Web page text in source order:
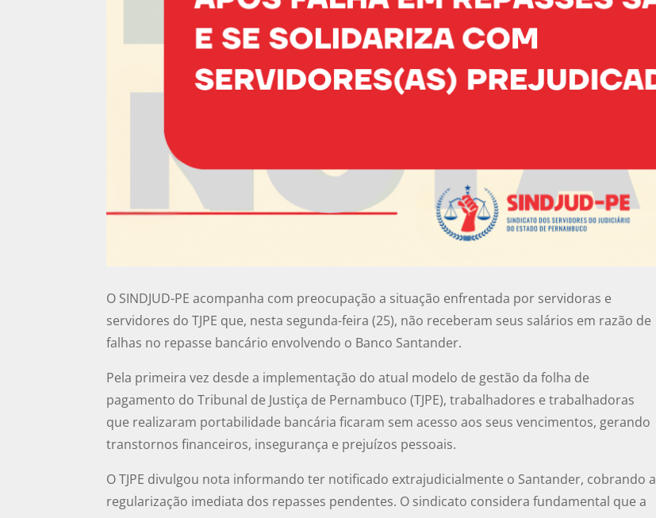
O SINDJUD-PE acompanha com preocupação a situação enfrentada por servidoras e
servidores do TJPE que, nesta segunda-feira (25), não receberam seus salários em razão de
falhas no repasse bancário envolvendo o Banco Santander.
Pela primeira vez desde a implementação do atual modelo de gestão da folha de
pagamento do Tribunal de Justiça de Pernambuco (TJPE), trabalhadores e trabalhadoras
que realizaram portabilidade bancária ficaram sem acesso aos seus vencimentos, gerando
transtornos financeiros, insegurança e prejuízos pessoais.
O TJPE divulgou nota informando ter notificado extrajudicialmente o Santander, cobrando a
regularização imediata dos repasses pendentes. O sindicato considera fundamental que a